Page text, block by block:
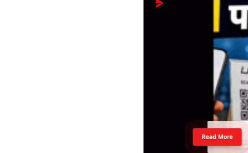
Read More